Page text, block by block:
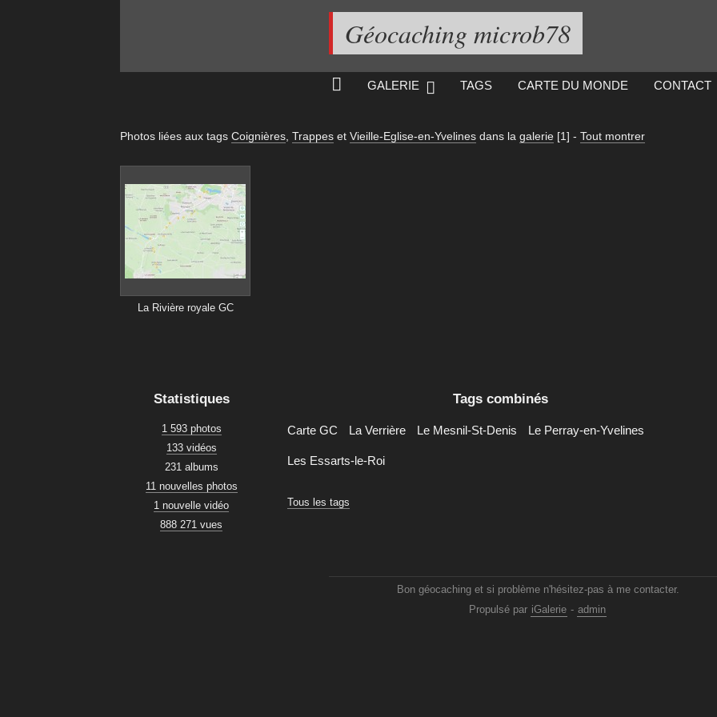
Géocaching microb78
GALERIE TAGS CARTE DU MONDE CONTACT
Photos liées aux tags Coignières, Trappeset Vieille-Eglise-en-Yvelinesdans la galerie [1] - Tout montrer
La Rivière royale GC
Statistiques
1 593 photos
133 vidéos
231 albums
11 nouvelles photos
1 nouvelle vidéo
888 271 vues
Tags combinés
Carte GC La Verrière Le Mesnil-St-Denis Le Perray-en-Yvelines
Les Essarts-le-Roi
Tous les tags
Bon géocaching et si problème n'hésitez-pas à me contacter.
Propulsé par iGalerie - admin